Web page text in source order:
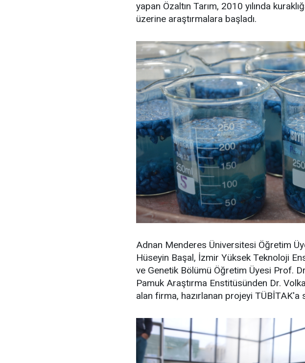
yapan Özaltın Tarım, 2010 yılında
üzerine araştırmalara başladı.
Adnan Menderes Üniversitesi Öğretim
Hüseyin Başal, İzmir Yüksek Teknoloji
ve Genetik Bölümü Öğretim Üyesi Prof.
Pamuk Araştırma Enstitüsünden Dr.
alan firma, hazırlanan projeyi TÜBİTAK'a